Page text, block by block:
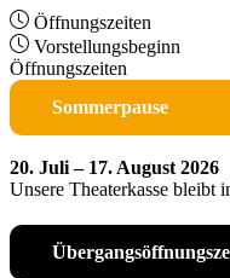
Öffnungszeiten
Vorstellungsbeginn
Öffnungszeiten
Sommerpause
20. Juli – 17. August 2026
Unsere Theaterkasse bleibt